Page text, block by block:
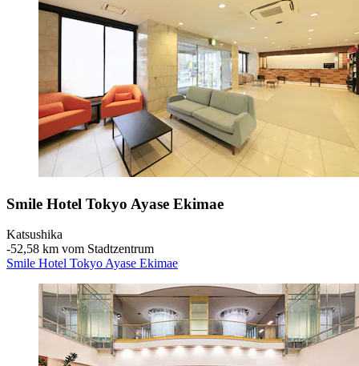
Smile Hotel Tokyo Ayase Ekimae
Katsushika
‐52,58 km vom Stadtzentrum
Smile Hotel Tokyo Ayase Ekimae